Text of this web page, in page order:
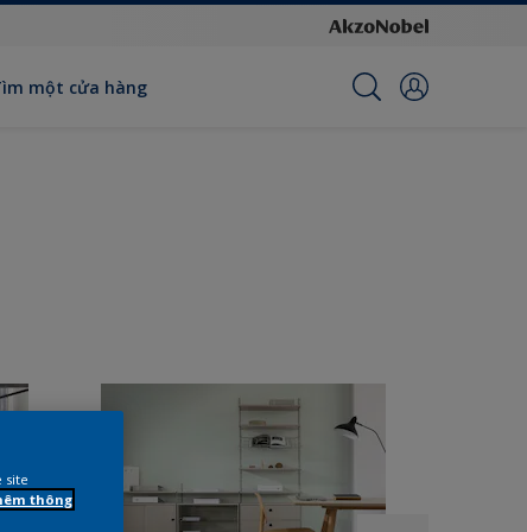
một cửa hàng
site
thông